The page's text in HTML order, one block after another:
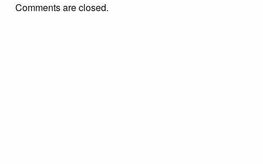
Comments are closed.